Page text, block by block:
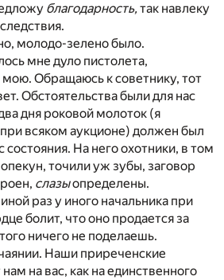
благодарность, так навлеку
молодо-зелено было.
мне дуло пистолета,
мою. Обращаюсь к советнику, тот
Обстоятельства были для нас
дня роковой молоток (я
всяком аукционе) должен был
состояния. На него охотники, в том
точили уж зубы, заговор
слазыопределены.
раз у иного начальника при
болит, что оно продается за
ничего не поделаешь.
Наши приреченские
на вас, как на единственного